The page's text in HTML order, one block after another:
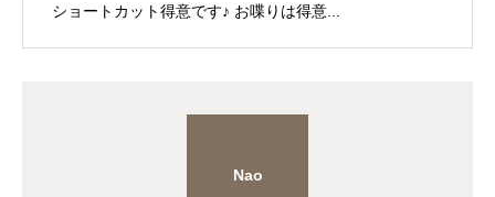
ショートカット得意です♪ お喋りは得意...
Nao